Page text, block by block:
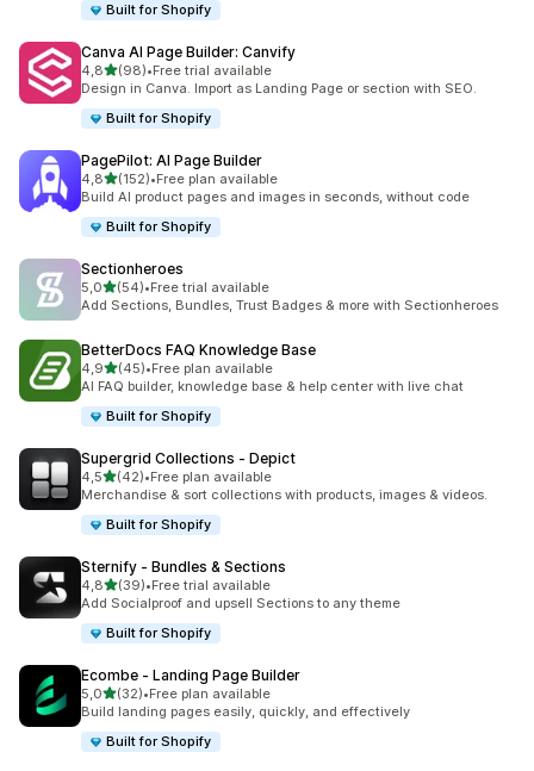
Built for Shopify
Canva AI Page Builder: Canvify
4,85 yıldız üzerinden
(98)
toplam 98 değerlendirme
•Free trial available
Design in Canva. Import as Landing Page or section with SEO.
Built for Shopify
PagePilot: AI Page Builder
4,85 yıldız üzerinden
(152)
toplam 152 değerlendirme
•Free plan available
Build AI product pages and images in seconds, without code
Built for Shopify
Sectionheroes
5,05 yıldız üzerinden
(54)
toplam 54 değerlendirme
•Free trial available
Add Sections, Bundles, Trust Badges & more with Sectionheroes
BetterDocs FAQ Knowledge Base
4,95 yıldız üzerinden
(45)
toplam 45 değerlendirme
•Free plan available
AI FAQ builder, knowledge base & help center with live chat
Built for Shopify
Supergrid Collections ‑ Depict
4,55 yıldız üzerinden
(42)
toplam 42 değerlendirme
•Free plan available
Merchandise & sort collections with products, images & videos.
Built for Shopify
Sternify ‑ Bundles & Sections
4,85 yıldız üzerinden
(39)
toplam 39 değerlendirme
•Free trial available
Add Socialproof and upsell Sections to any theme
Built for Shopify
Ecombe ‑ Landing Page Builder
5,05 yıldız üzerinden
(32)
toplam 32 değerlendirme
•Free plan available
Build landing pages easily, quickly, and effectively
Built for Shopify